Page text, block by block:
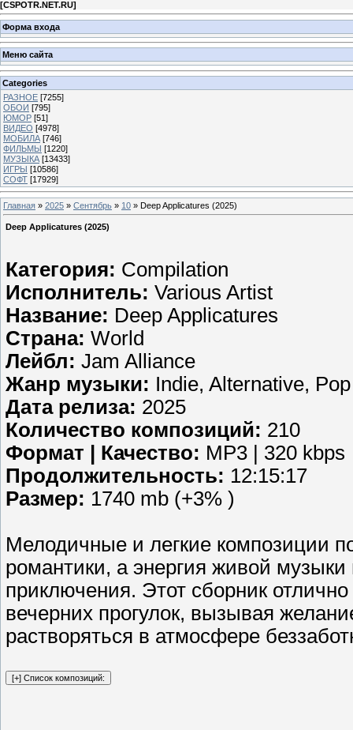
[CSPOTR.NET.RU]
Форма входа
Меню сайта
Categories
РАЗНОЕ [7255]
ОБОИ [795]
ЮМОР [51]
ВИДЕО [4978]
МОБИЛА [746]
ФИЛЬМЫ [1220]
МУЗЫКА [13433]
ИГРЫ [10586]
СОФТ [17929]
Главная » 2025 » Сентябрь » 10 » Deep Applicatures (2025)
Deep Applicatures (2025)
Категория: Compilation
Исполнитель: Various Artist
Название: Deep Applicatures
Страна: World
Лейбл: Jam Alliance
Жанр музыки: Indie, Alternative,
Дата релиза: 2025
Количество композиций: 210
Формат | Качество: MP3 | 320 kbps
Продолжительность: 12:15:17
Размер: 1740 mb (+3% )
Мелодичные и легкие композиции
романтики, а энергия живой
приключения. Этот сборник
вечерних прогулок, вызывая
растворяться в атмосфере